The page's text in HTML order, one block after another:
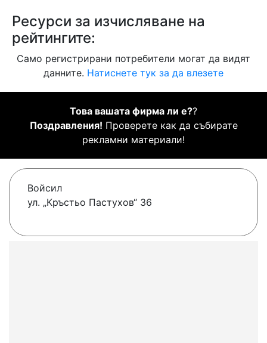
Ресурси за изчисляване на
рейтингите:
Само регистрирани потребители могат да видят
данните. Натиснете тук за да влезете
Това вашата фирма ли е??
Поздравления! Проверете как да събирате
рекламни материали!
Войсил
ул. „Кръстьо Пастухов“ 36